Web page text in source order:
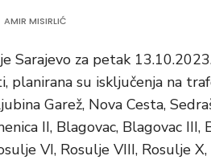
AMIR MISIRLIĆ
Sarajevo za petak
planirana su isključenja na
Garež, Nova Cesta,
II, Blagovac, Blagovac III,
VI, Rosulje VIII, Rosulje